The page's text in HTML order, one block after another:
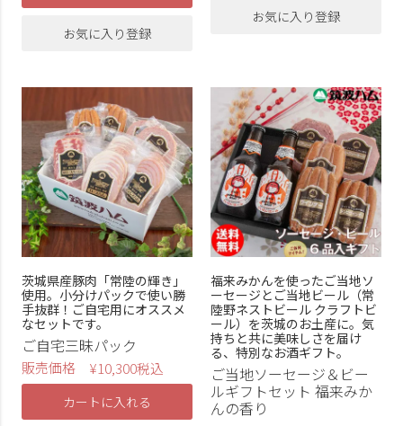
お気に入り登録
お気に入り登録
茨城県産豚肉「常陸の輝き」
使用。小分けパックで使い勝
手抜群！ご自宅用にオススメ
なセットです。
ご自宅三昧パック
販売価格 ¥10,300税込
カートに入れる
福来みかんを使ったご当地ソ
ーセージとご当地ビール（常
陸野ネストビール クラフトビ
ール）を茨城のお土産に。気
持ちと共に美味しさを届け
る、特別なお酒ギフト。
ご当地ソーセージ＆ビー
ルギフトセット 福来みか
んの香り